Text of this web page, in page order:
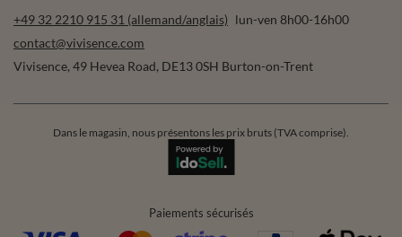
+49 32 2210 915 31 (allemand/anglais) lun-ven 8h00-16h00
contact@vivisence.com
Vivisence, 49 Hevea Road, DE13 0SH Burton-on-Trent
Dans le magasin, nous présentons les prix bruts (TVA comprise).
Paiements sécurisés